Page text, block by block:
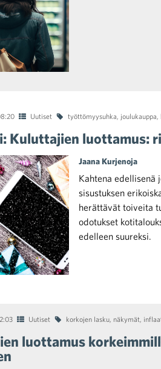
Uutiset työttömyysuhka, joulukauppa,
Kuluttajien luottamus:
Jaana Kurjenoja
Kahtena edellisenä
sisustuksen
herättävät toiveita
odotukset
edelleen suureksi.
Uutiset korkojen lasku, näkymät,
luottamus